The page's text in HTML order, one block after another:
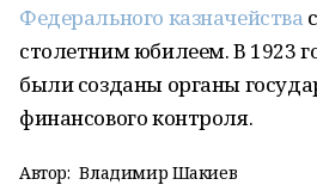
Федерального казначейства
столетним юбилеем. В 1923
были созданы органы
финансового контроля.
Автор: Владимир Шакиев